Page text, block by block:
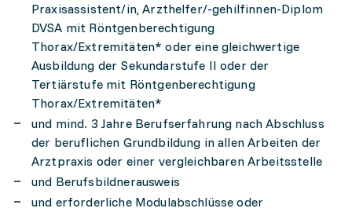
Praxisassistent/in, Arzthelfer/-gehilfinnen-Diplom
DVSA mit Röntgenberechtigung
Thorax/Extremitäten* oder eine gleichwertige
Ausbildung der Sekundarstufe II oder der
Tertiärstufe mit Röntgenberechtigung
Thorax/Extremitäten*
und mind. 3 Jahre Berufserfahrung nach Abschluss
der beruflichen Grundbildung in allen Arbeiten der
Arztpraxis oder einer vergleichbaren Arbeitsstelle
und Berufsbildnerausweis
und erforderliche Modulabschlüsse oder